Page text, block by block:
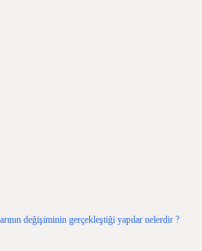
değişiminin gerçekleştiği yapılar nelerdir ?